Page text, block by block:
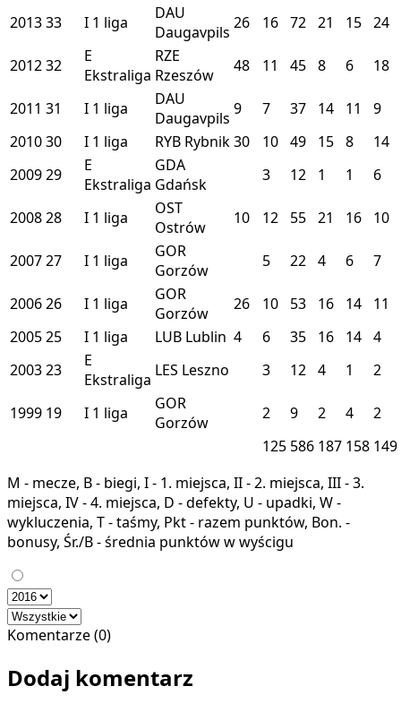
201333 I 1 liga
DAU
Daugavpils 26 16 72 21 15 24
201232
E
Ekstraliga
RZE
Rzeszów
48 11 45 8 6 18
2011 31 I 1 liga
DAU
Daugavpils 9 7 37 14 11
9
201030 I 1 liga RYB Rybnik30 10 49 15 8
14
200929
E
Ekstraliga
GDA
Gdańsk
3 12 1 1 6
200828 I 1 liga
OST
Ostrów
10 12 55 21 16 10
200727 I 1 liga
GOR
Gorzów
5 22 4 6 7
200626 I 1 liga
GOR
Gorzów
26 10 53 16 14
11
200525 I 1 liga LUB Lublin 4 6 35 16 14 4
200323
E
Ekstraliga LES Leszno 3 12 4 1 2
1999 19 I 1 liga
GOR
Gorzów
2 9 2 4
2
125 586 187 158 149
M - mecze, B - biegi, I - 1. miejsca, II - 2. miejsca, III - 3.
miejsca, IV - 4. miejsca, D - defekty, U - upadki, W -
wykluczenia, T - taśmy, Pkt - razem punktów, Bon. -
bonusy, Śr./B - średnia punktów w wyścigu
Komentarze (0)
Dodaj komentarz